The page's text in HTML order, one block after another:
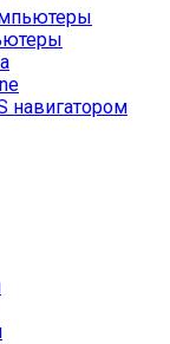
навигатором